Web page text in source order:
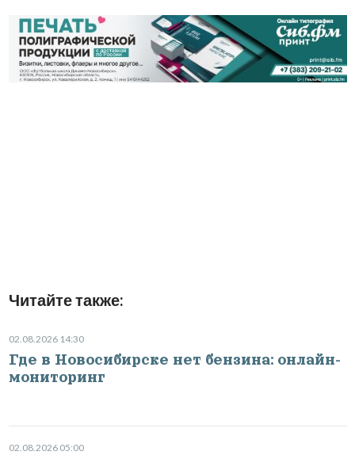
Читайте также:
02.08.2026 14:30
Где в Новосибирске нет бензина: онлайн-
мониторинг
02.08.2026 05:00